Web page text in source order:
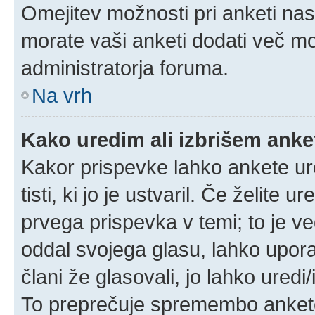
Omejitev možnosti pri anketi
morate vaši anketi dodati več
administratorja foruma.
Na vrh
Kako uredim ali izbrišem
Kakor prispevke lahko ankete
tisti, ki jo je ustvaril. Če želite
prvega prispevka v temi; to je
oddal svojega glasu, lahko
člani že glasovali, jo lahko
To preprečuje spremembo